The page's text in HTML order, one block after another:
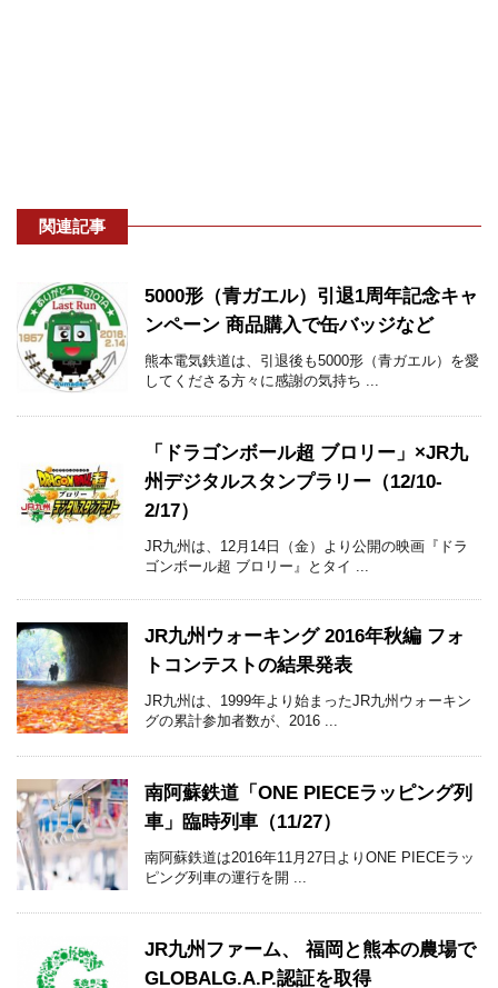
関連記事
5000形（青ガエル）引退1周年記念キャ
ンペーン 商品購入で缶バッジなど
熊本電気鉄道は、引退後も5000形（青ガエル）を愛
してくださる方々に感謝の気持ち ...
「ドラゴンボール超 ブロリー」×JR九
州デジタルスタンプラリー（12/10-
2/17）
JR九州は、12月14日（金）より公開の映画『ドラ
ゴンボール超 ブロリー』とタイ ...
JR九州ウォーキング 2016年秋編 フォ
トコンテストの結果発表
JR九州は、1999年より始まったJR九州ウォーキン
グの累計参加者数が、2016 ...
南阿蘇鉄道「ONE PIECEラッピング列
車」臨時列車（11/27）
南阿蘇鉄道は2016年11月27日よりONE PIECEラッ
ピング列車の運行を開 ...
JR九州ファーム、 福岡と熊本の農場で
GLOBALG.A.P.認証を取得